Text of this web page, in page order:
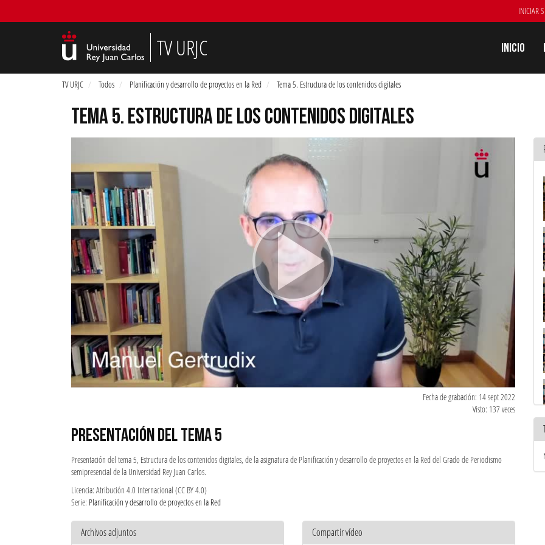
INICIAR
TV URJC Inicio
TV URJC Todos Planificación y desarrollo de proyectos en la Red Tema 5. Estructura de los contenidos digitales
TEMA 5. ESTRUCTURA DE LOS CONTENIDOS DIGITALES
Fecha de grabación: 14 sept 2022
Visto: 137 veces
PRESENTACIÓN DEL TEMA 5
Presentación del tema 5, Estructura de los contenidos digitales, de la asignatura de Planificación y desarrollo de proyectos en la Red del Grado de Periodismo
semipresencial de la Universidad Rey Juan Carlos.
Licencia: Atribución 4.0 Internacional (CC BY 4.0)
Serie: Planificación y desarrollo de proyectos en la Red
Archivos adjuntos Compartir vídeo